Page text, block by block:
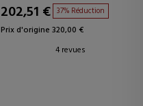
202,51 € 37% Réduction
Prix d'origine 320,00 €
4 revues